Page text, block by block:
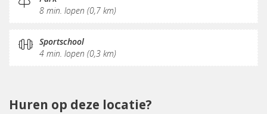
8 min. lopen (0,7 km)
Sportschool
4 min. lopen (0,3 km)
Huren op deze locatie?